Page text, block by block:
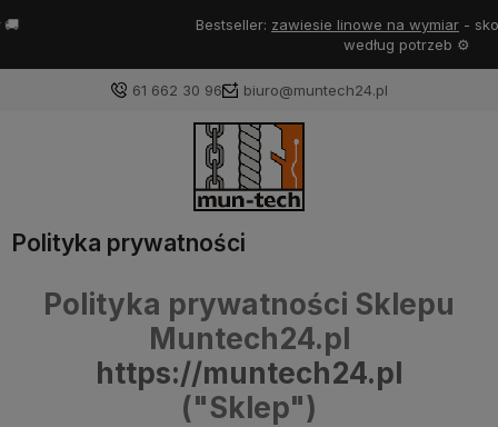
zawiesie linowe na wymiar- skonfiguruj zawiesie
61 662 30 96 biuro@muntech24.pl
Polityka prywatności
Polityka prywatności Sklepu
Muntech24.pl
https://muntech24.pl
("Sklep")